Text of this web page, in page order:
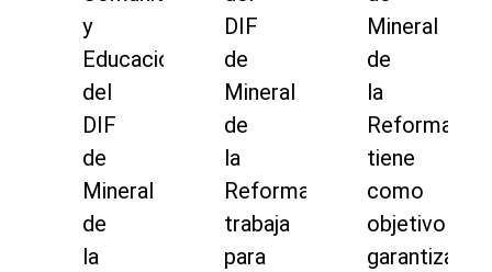
y
Educación
del
DIF
de
Mineral
de
la
DIF
de
Mineral
de
la
Reforma
trabaja
para
Mineral
de
la
Reforma
tiene
como
objetivo
garantizar